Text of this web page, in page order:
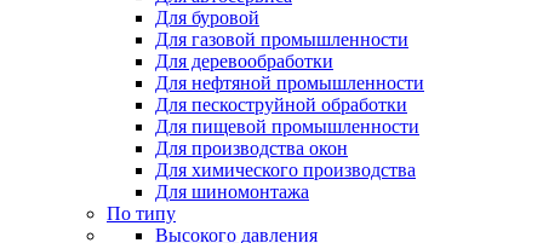
Для буровой
Для газовой промышленности
Для деревообработки
Для нефтяной промышленности
Для пескоструйной обработки
Для пищевой промышленности
Для производства окон
Для химического производства
Для шиномонтажа
По типу
Высокого давления